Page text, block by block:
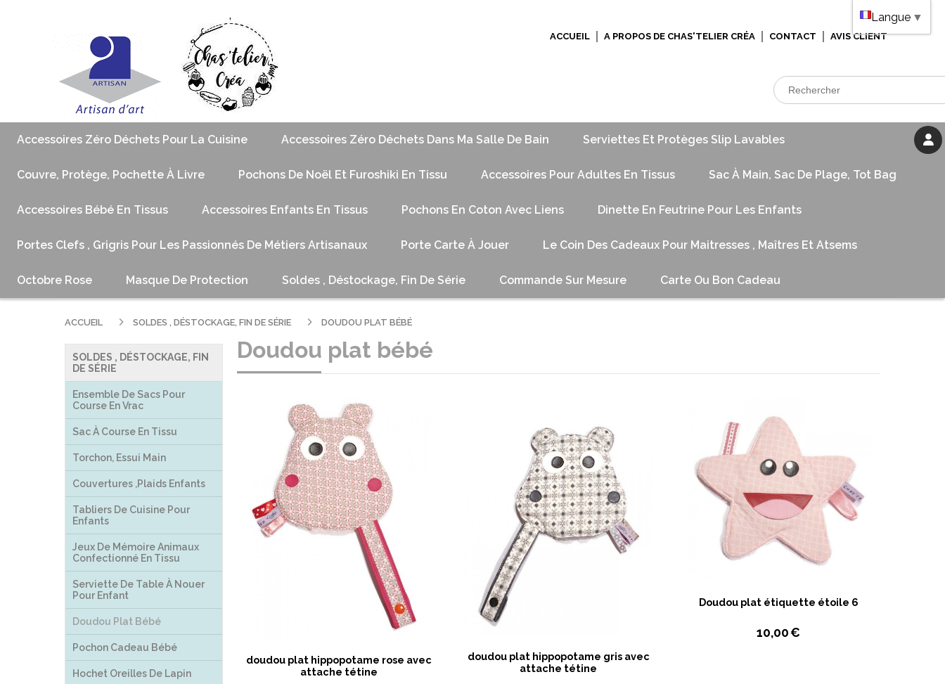
ACCUEIL A PROPOS DE CHAS'TELIER CRÉA CONTACT AVIS CLIENT
Accessoires Zéro Déchets Pour La Cuisine Accessoires Zéro Déchets Dans Ma Salle De Bain Serviettes Et Protèges Slip Lavables
Couvre, Protège, Pochette À Livre Pochons De Noël Et Furoshiki En Tissu Accessoires Pour Adultes En Tissus Sac À Main, Sac De Plage, Tot Bag
Accessoires Bébé En Tissus Accessoires Enfants En Tissus Pochons En Coton Avec Liens Dinette En Feutrine Pour Les Enfants
Portes Clefs , Grigris Pour Les Passionnés De Métiers Artisanaux Porte Carte À Jouer Le Coin Des Cadeaux Pour Maitresses , Maîtres Et Atsems
Octobre Rose Masque De Protection Soldes , Déstockage, Fin De Série Commande Sur Mesure Carte Ou Bon Cadeau
SOLDES , DÉSTOCKAGE, FIN
DE SÉRIE
Ensemble De Sacs Pour
Course En Vrac
Sac À Course En Tissu
Torchon, Essui Main
Couvertures ,plaids Enfants
Tabliers De Cuisine Pour
Enfants
Jeux De Mémoire Animaux
Confectionné En Tissu
Serviette De Table À Nouer
Pour Enfant
Doudou Plat Bébé
Pochon Cadeau Bébé
Hochet Oreilles De Lapin
ACCUEIL SOLDES , DÉSTOCKAGE, FIN DE SÉRIE DOUDOU PLAT BÉBÉ
Doudou plat bébé
doudou plat hippopotame rose avec
attache tétine
doudou plat hippopotame gris avec
attache tétine
Doudou plat étiquette étoile 6
10,00€
Langue ▼